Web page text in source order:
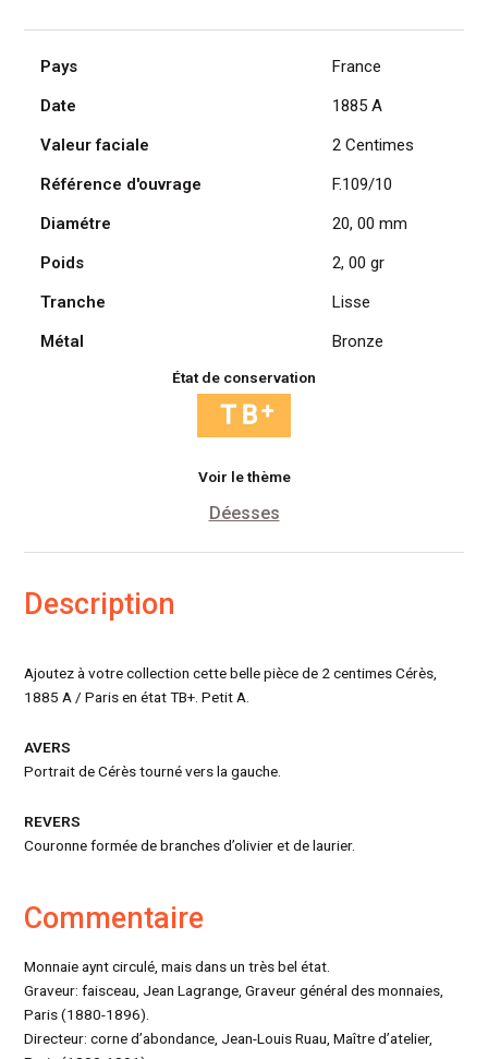
de
Cérès,
Pays
France
Date
1885 A
Valeur faciale
2 Centimes
Référence d'ouvrage
F.109/10
Diamétre
20, 00 mm
Poids
2, 00 gr
Tranche
Lisse
Métal
Bronze
État de conservation
Voir le thème
Déesses
Description
Ajoutez à votre collection cette belle pièce de 2 centimes Cérès,
1885 A / Paris en état TB+. Petit A.
AVERS
Portrait de Cérès tourné vers la gauche.
REVERS
Couronne formée de branches d’olivier et de laurier.
Commentaire
Monnaie aynt circulé, mais dans un très bel état.
Graveur: faisceau, Jean Lagrange, Graveur général des monnaies,
Paris (1880-1896).
Directeur: corne d’abondance, Jean-Louis Ruau, Maître d’atelier,